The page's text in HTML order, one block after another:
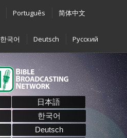
Português 简体中文
한국어 Deutsch Pусский
日本語
한국어
Deutsch